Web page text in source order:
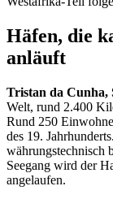
Häfen, die
anläuft
Tristan da Cunha,
Welt, rund 2.400
Rund 250
des 19.
währungstechnisch
Seegang wird der
angelaufen.